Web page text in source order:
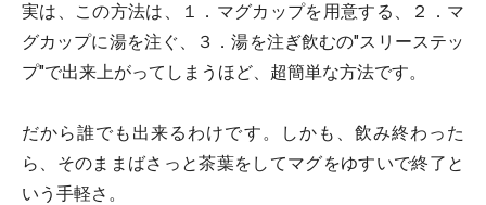
実は、この方法は、１．マグカップを用意する、２．マ
グカップに湯を注ぐ、３．湯を注ぎ飲むの"スリーステッ
プ"で出来上がってしまうほど、超簡単な方法です。
だから誰でも出来るわけです。しかも、飲み終わった
ら、そのままばさっと茶葉をしてマグをゆすいで終了と
いう手軽さ。